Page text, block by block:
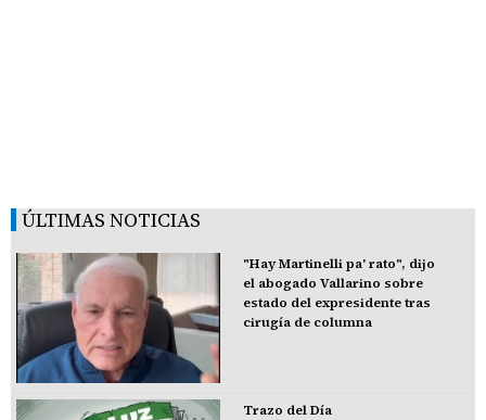
ÚLTIMAS NOTICIAS
"Hay Martinelli pa' rato", dijo
el abogado Vallarino sobre
estado del expresidente tras
cirugía de columna
Trazo del Día